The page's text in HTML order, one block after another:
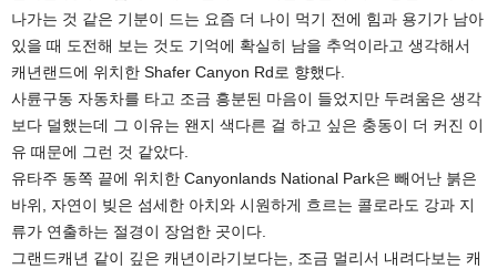
나가는 것 같은 기분이 드는 요즘 더 나이 먹기 전에 힘과 용기가 남아
있을 때 도전해 보는 것도 기억에 확실히 남을 추억이라고 생각해서
캐년랜드에 위치한 Shafer Canyon Rd로 향했다.
사륜구동 자동차를 타고 조금 흥분된 마음이 들었지만 두려움은 생각
보다 덜했는데 그 이유는 왠지 색다른 걸 하고 싶은 충동이 더 커진 이
유 때문에 그런 것 같았다.
유타주 동쪽 끝에 위치한 Canyonlands National Park은 빼어난 붉은
바위, 자연이 빚은 섬세한 아치와 시원하게 흐르는 콜로라도 강과 지
류가 연출하는 절경이 장엄한 곳이다.
그랜드캐년 같이 깊은 캐년이라기보다는, 조금 멀리서 내려다보는 캐